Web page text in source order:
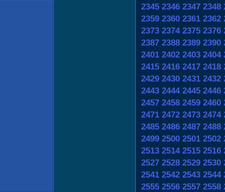
2345 2346 2347 2348
2359 2360 2361 2362
2373 2374 2375 2376
2387 2388 2389 2390
2401 2402 2403 2404
2415 2416 2417 2418
2429 2430 2431 2432
2443 2444 2445 2446
2457 2458 2459 2460
2471 2472 2473 2474
2485 2486 2487 2488
2499 2500 2501 2502
2513 2514 2515 2516
2527 2528 2529 2530
2541 2542 2543 2544
2555 2556 2557 2558